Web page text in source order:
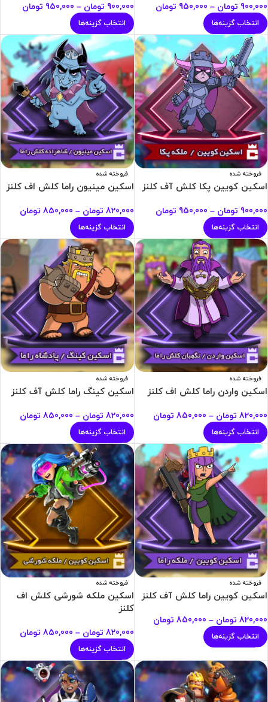
900,000 تومان –
950,000 تومان
انتخاب گزینه‌ها
900,000 تومان –
950,000 تومان
انتخاب گزینه‌ها
فروخته شده
اسکین کویین پکا کلش آف کلنز
900,000 تومان –
950,000 تومان
انتخاب گزینه‌ها
فروخته شده
اسکین مینیون راما کلش اف کلنز
820,000 تومان –
850,000 تومان
انتخاب گزینه‌ها
فروخته شده
اسکین واردن راما کلش اف کلنز
820,000 تومان –
850,000 تومان
انتخاب گزینه‌ها
فروخته شده
اسکین کینگ راما کلش آف کلنز
820,000 تومان –
850,000 تومان
انتخاب گزینه‌ها
فروخته شده
اسکین کویین راما کلش آف کلنز
820,000 تومان –
850,000 تومان
انتخاب گزینه‌ها
فروخته شده
اسکین ملکه شورشی کلش اف
کلنز
820,000 تومان –
850,000 تومان
انتخاب گزینه‌ها